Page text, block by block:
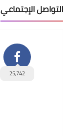
التواصل الإجتماعي
25,742